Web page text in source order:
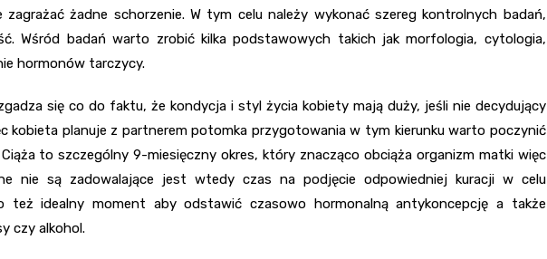
zagrażać żadne schorzenie. W tym celu należy wykonać szereg kontrolnych badań,
Wśród badań warto zrobić kilka podstawowych takich jak morfologia, cytologia,
hormonów tarczycy.
się co do faktu, że kondycja i styl życia kobiety mają duży, jeśli nie decydujący
kobieta planuje z partnerem potomka przygotowania w tym kierunku warto poczynić
to szczególny 9-miesięczny okres, który znacząco obciąża organizm matki więc
nie są zadowalające jest wtedy czas na podjęcie odpowiedniej kuracji w celu
też idealny moment aby odstawić czasowo hormonalną antykoncepcję a także
czy alkohol.